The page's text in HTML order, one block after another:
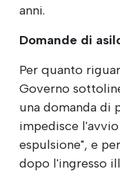
anni.
Domande di
Per quanto
Governo
una domanda di
impedisce
espulsione", e
dopo l'ingresso